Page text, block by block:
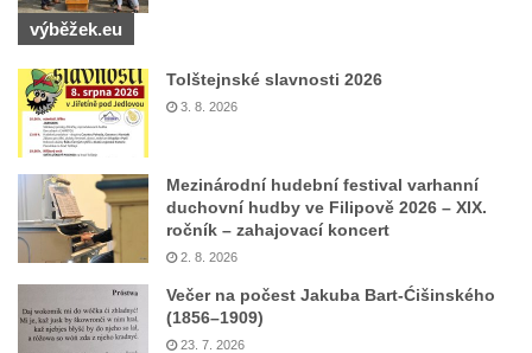
výběžek.eu
Tolštejnské slavnosti 2026
3. 8. 2026
Mezinárodní hudební festival varhanní
duchovní hudby ve Filipově 2026 – XIX.
ročník – zahajovací koncert
2. 8. 2026
Večer na počest Jakuba Bart-Ćišinského
(1856–1909)
23. 7. 2026